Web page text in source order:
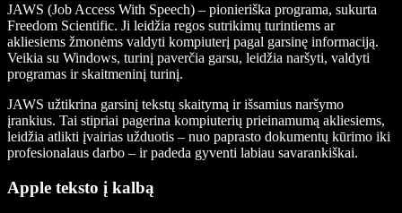
JAWS (Job Access With Speech) – pionieriška programa, sukurta
Freedom Scientific. Ji leidžia regos sutrikimų turintiems ar
akliesiems žmonėms valdyti kompiuterį pagal garsinę informaciją.
Veikia su Windows, turinį paverčia garsu, leidžia naršyti, valdyti
programas ir skaitmeninį turinį.
JAWS užtikrina garsinį tekstų skaitymą ir išsamius naršymo
įrankius. Tai stipriai pagerina kompiuterių prieinamumą akliesiems,
leidžia atlikti įvairias užduotis – nuo paprasto dokumentų kūrimo iki
profesionalaus darbo – ir padeda gyventi labiau savarankiškai.
Apple teksto į kalbą